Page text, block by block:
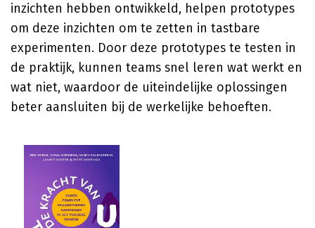
inzichten hebben ontwikkeld, helpen prototypes
om deze inzichten om te zetten in tastbare
experimenten. Door deze prototypes te testen in
de praktijk, kunnen teams snel leren wat werkt en
wat niet, waardoor de uiteindelijke oplossingen
beter aansluiten bij de werkelijke behoeften.